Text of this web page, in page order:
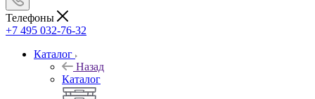
Телефоны
+7 495 032-76-32
Каталог
Назад
Каталог